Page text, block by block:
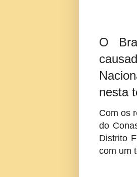
O
nesta
Com os
do
Distrito
com um